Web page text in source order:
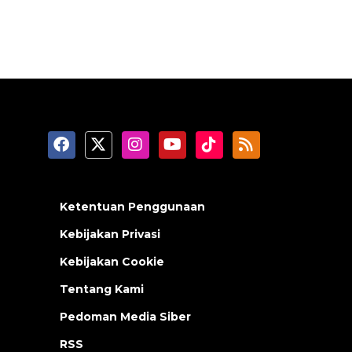
Ketentuan Penggunaan
Kebijakan Privasi
Kebijakan Cookie
Tentang Kami
Pedoman Media Siber
RSS